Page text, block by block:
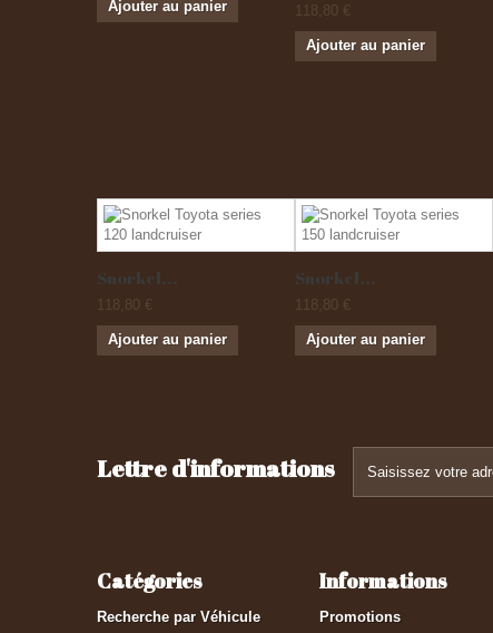
Ajouter au panier 118,80 €
Ajouter au panier
Snorkel...
118,80 €
Ajouter au panier
Snorkel...
118,80 €
Ajouter au panier
Lettre d'informations
Catégories
Recherche par Véhicule
Informations
Promotions